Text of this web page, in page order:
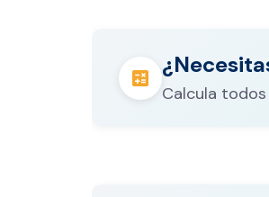
calculate
Calcula
Los gastos